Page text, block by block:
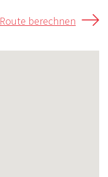
Route berechnen